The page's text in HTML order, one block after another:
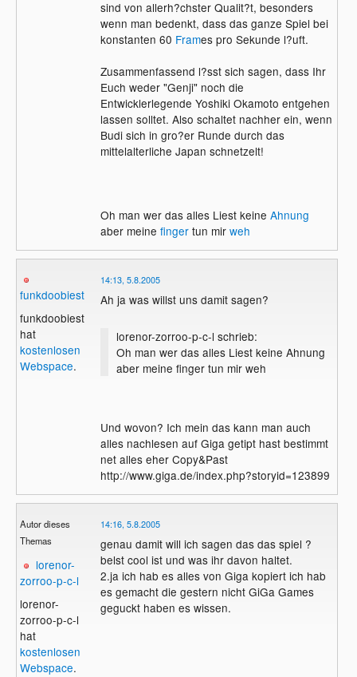
sind von allerh?chster Qualit?t, besonders
wenn man bedenkt, dass das ganze Spiel bei
konstanten 60 Frames pro Sekunde l?uft.
Zusammenfassend l?sst sich sagen, dass Ihr
Euch weder "Genji" noch die
Entwicklerlegende Yoshiki Okamoto entgehen
lassen solltet. Also schaltet nachher ein, wenn
Budi sich in gro?er Runde durch das
mittelalterliche Japan schnetzelt!
Oh man wer das alles Liest keine Ahnung
aber meine fingertun mir weh
funkdoobiest
funkdoobiest
hat
kostenlosen
Webspace.
14:13, 5.8.2005
Ah ja was willst uns damit sagen?
lorenor-zorroo-p-c-l schrieb:
Oh man wer das alles Liest keine Ahnung
aber meine finger tun mir weh
Und wovon? Ich mein das kann man auch
alles nachlesen auf Giga getipt hast bestimmt
net alles eher Copy&Past
http://www.giga.de/index.php?storyid=123899
Autor dieses
Themas
lorenor-
zorroo-p-c-l
lorenor-
zorroo-p-c-l
hat
kostenlosen
Webspace.
14:16, 5.8.2005
genau damit will ich sagen das das spiel ?
belst cool ist und was ihr davon haltet.
2.ja ich hab es alles von Giga kopiert ich hab
es gemacht die gestern nicht GiGa Games
geguckt haben es wissen.